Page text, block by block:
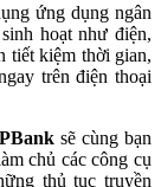
ứng dụng ngân
hoạt như điện,
tiết kiệm thời gian,
trên điện thoại
sẽ cùng bạn
chủ các công cụ
thủ tục truyền